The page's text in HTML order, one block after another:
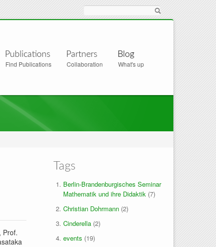
Publications
Find Publications
Partners
Collaboration
Blog
What's up
Prof.
Tags
Berlin-Brandenburgisches Seminar
Mathematik und ihre Didaktik(7)
Christian Dohrmann(2)
Cinderella(2)
events (19)